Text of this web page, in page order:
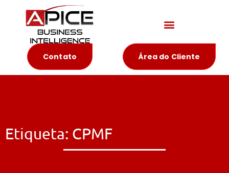
Contato Área do Cliente
Etiqueta: CPMF